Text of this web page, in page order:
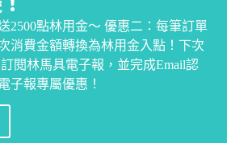
2500點林用金～ 優惠二：每筆訂單
消費金額轉換為林用金入點！下次
閱林馬具電子報，並完成Email認
子報專屬優惠！